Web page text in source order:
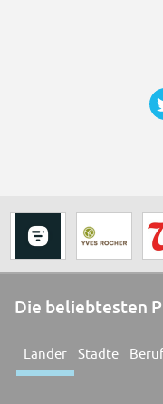
Die beliebtesten
Länder Städte